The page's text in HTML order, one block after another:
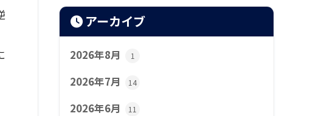
アーカイブ
2026年8月 1
2026年7月 14
2026年6月 11